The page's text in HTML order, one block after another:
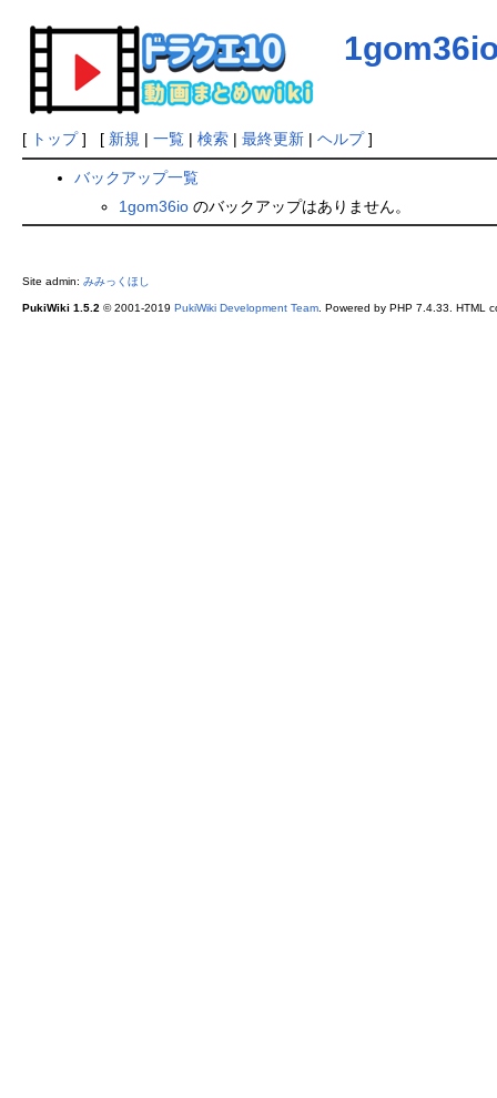
[ トップ] [ 新規 | 一覧| 検索| 最終更新| ヘルプ]
バックアップ一覧
1gom36ioのバックアップはありません。
Site admin: みみっくほし
PukiWiki 1.5.2 © 2001-2019 PukiWiki Development Team. Powered by PHP 7.4.33. HTML